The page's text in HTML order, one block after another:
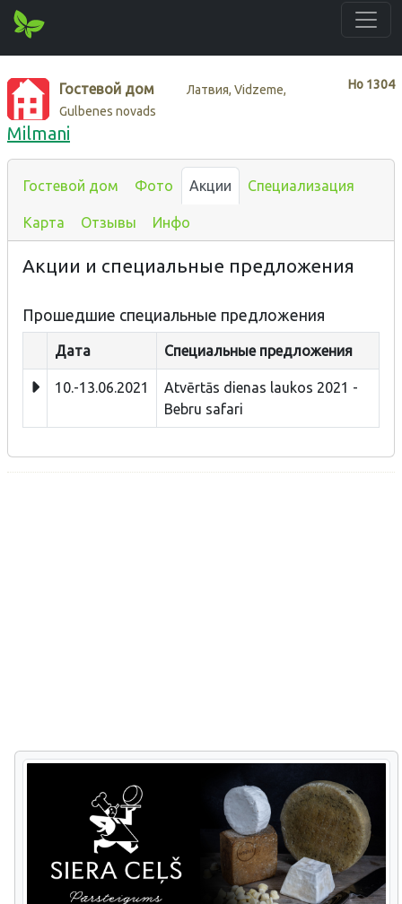
Нo 1304
Гостевой дом
Латвия, Vidzeme,
Gulbenes novads
Milmani
Гостевой дом Фото Акции Специализация
Карта Отзывы Инфо
Акции и специальные предложения
Прошедшие специальные предложения
Дата Специальные предложения
10.-13.06.2021
Atvērtās dienas laukos 2021 -
Bebru safari